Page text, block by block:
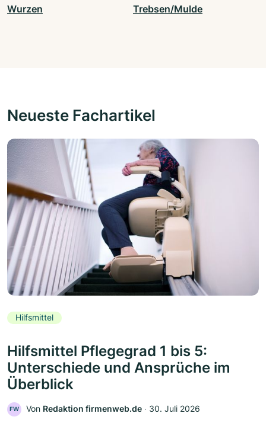
Wurzen Trebsen/Mulde
Neueste Fachartikel
Hilfsmittel
Hilfsmittel Pflegegrad 1 bis 5:
Unterschiede und Ansprüche im
Überblick
FW Von Redaktion firmenweb.de ‧ 30. Juli 2026